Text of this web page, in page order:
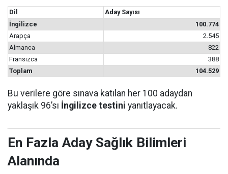
Dil
Aday Sayısı
İngilizce
100.774
Arapça
2.545
Almanca
822
Fransızca
388
Toplam
104.529
Bu verilere göre sınava katılan her 100 adaydan
yaklaşık 96’sı İngilizce testini yanıtlayacak.
En Fazla Aday Sağlık Bilimleri
Alanında